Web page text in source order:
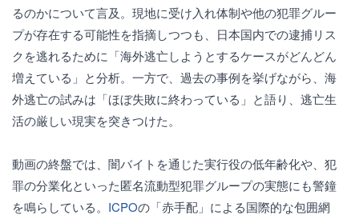
るのかについて言及。現地に受け入れ体制や他の犯罪グルー
プが存在する可能性を指摘しつつも、日本国内での逮捕リス
クを逃れるために「海外逃亡しようとするケースがどんどん
増えている」と分析。一方で、過去の事例を挙げながら、海
外逃亡の試みは「ほぼ失敗に終わっている」と語り、逃亡生
活の厳しい現実を突きつけた。
動画の終盤では、闇バイトを通じた実行役の低年齢化や、犯
罪の分業化といった匿名流動型犯罪グループの実態にも警鐘
を鳴らしている。 ICPOの「赤手配」による国際的な包囲網